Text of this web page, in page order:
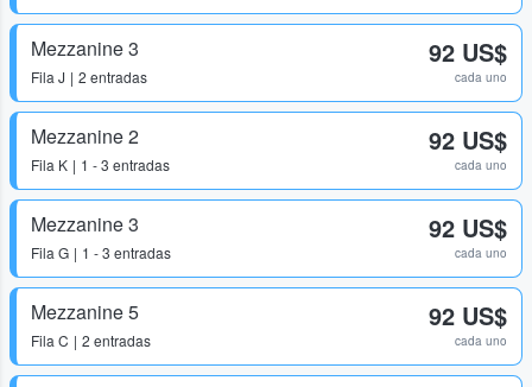
Mezzanine 3
Fila J 2 entradas
92 US$
cada uno
Mezzanine 2
Fila K 1 - 3 entradas
92 US$
cada uno
Mezzanine 3
Fila G 1 - 3 entradas
92 US$
cada uno
Mezzanine 5
Fila C 2 entradas
92 US$
cada uno